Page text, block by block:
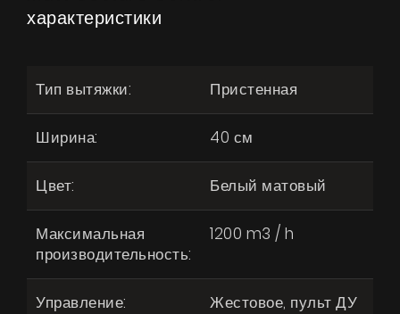
характеристики
Тип вытяжки: Пристенная
Ширина: 40 см
Цвет: Белый матовый
Максимальная
производительность:
1200 m3 / h
Управление: Жестовое, пульт ДУ